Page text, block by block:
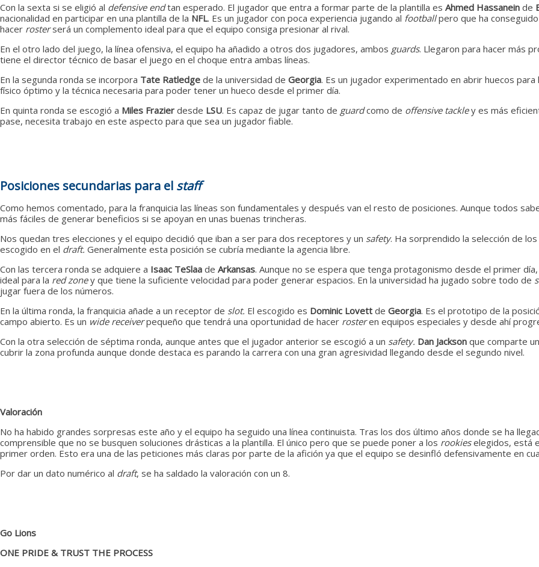
Con la sexta si se eligió al defensive endtan esperado. El jugador que entra a formar parte de la plantilla es Ahmed Hassanein de
nacionalidad en participar en una plantilla de la NFL. Es un jugador con poca experiencia jugando al footballpero que ha
hacer rosterserá un complemento ideal para que el equipo consiga presionar al rival.
En el otro lado del juego, la línea ofensiva, el equipo ha añadido a otros dos jugadores, ambos guards. Llegaron para hacer más
tiene el director técnico de basar el juego en el choque entra ambas líneas.
En la segunda ronda se incorpora Tate Ratledge de la universidad de Georgia. Es un jugador experimentado en abrir huecos
físico óptimo y la técnica necesaria para poder tener un hueco desde el primer día.
En quinta ronda se escogió a Miles Frazier desde LSU. Es capaz de jugar tanto de guardcomo de offensive tackley es más
pase, necesita trabajo en este aspecto para que sea un jugador fiable.
Posiciones secundarias para el staff
Como hemos comentado, para la franquicia las líneas son fundamentales y después van el resto de posiciones. Aunque todos
más fáciles de generar beneficios si se apoyan en unas buenas trincheras.
Nos quedan tres elecciones y el equipo decidió que iban a ser para dos receptores y un safety. Ha sorprendido la selección de
escogido en el draft. Generalmente esta posición se cubría mediante la agencia libre.
Con las tercera ronda se adquiere a Isaac TeSlaa de Arkansas. Aunque no se espera que tenga protagonismo desde el primer
ideal para la red zoney que tiene la suficiente velocidad para poder generar espacios. En la universidad ha jugado sobre todo de
jugar fuera de los números.
En la última ronda, la franquicia añade a un receptor de slot. El escogido es Dominic Lovett de Georgia. Es el prototipo de la
campo abierto. Es un wide receiverpequeño que tendrá una oportunidad de hacer rosteren equipos especiales y desde ahí
Con la otra selección de séptima ronda, aunque antes que el jugador anterior se escogió a un safety. Dan Jackson que comparte
cubrir la zona profunda aunque donde destaca es parando la carrera con una gran agresividad llegando desde el segundo nivel.
Valoración
No ha habido grandes sorpresas este año y el equipo ha seguido una línea continuista. Tras los dos último años donde se ha
comprensible que no se busquen soluciones drásticas a la plantilla. El único pero que se puede poner a los rookieselegidos, está
primer orden. Esto era una de las peticiones más claras por parte de la afición ya que el equipo se desinfló defensivamente en
Por dar un dato numérico al draft, se ha saldado la valoración con un 8.
Go Lions
ONE PRIDE & TRUST THE PROCESS